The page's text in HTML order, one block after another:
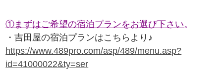
①まずはご希望の宿泊プランをお選び下さい。
・吉田屋の宿泊プランはこちらより♪
https://www.489pro.com/asp/489/menu.asp?
id=41000022&ty=ser